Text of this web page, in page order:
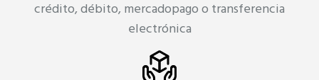
crédito, débito, mercadopago o transferencia
electrónica